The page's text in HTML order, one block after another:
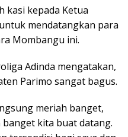
kasi kepada Ketua
mendatangkan para
Mombangu ini.
Adinda mengatakan,
Parimo sangat bagus.
meriah banget,
kita buat datang.